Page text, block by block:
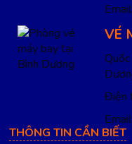
VÉ
Điện
THÔNG TIN CẦN BIẾT